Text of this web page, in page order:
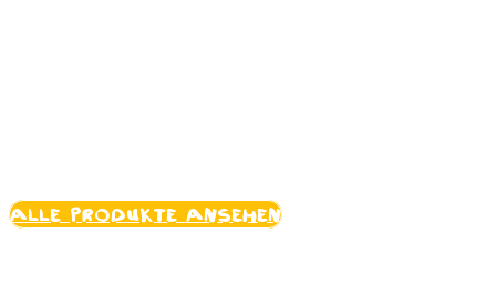
Alle Produkte ansehen